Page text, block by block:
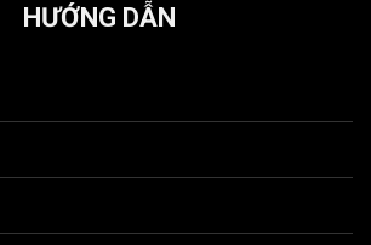
HƯỚNG DẪN